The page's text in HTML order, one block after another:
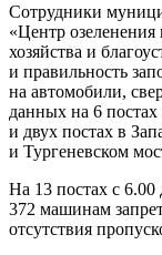
Сотрудники
«Центр
хозяйства и
и правильность
на автомобили,
данных на 6
и двух постах в
и Тургеневском
На 13 постах с
372 машинам
отсутствия